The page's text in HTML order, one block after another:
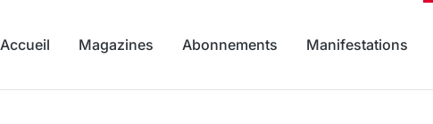
Accueil Magazines Abonnements Manifestations